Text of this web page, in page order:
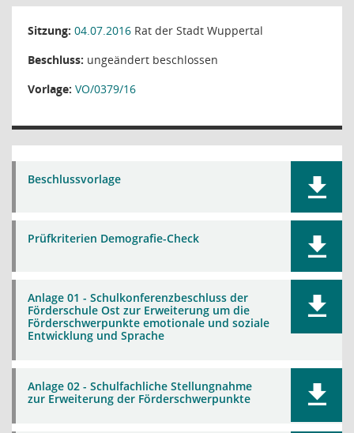
Sitzung: 04.07.2016 Rat der Stadt Wuppertal
Beschluss: ungeändert beschlossen
Vorlage: VO/0379/16
Beschlussvorlage
Prüfkriterien Demografie-Check
Anlage 01 - Schulkonferenzbeschluss der
Förderschule Ost zur Erweiterung um die
Förderschwerpunkte emotionale und soziale
Entwicklung und Sprache
Anlage 02 - Schulfachliche Stellungnahme
zur Erweiterung der Förderschwerpunkte